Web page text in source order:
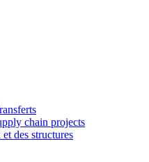
chain projects
des structures